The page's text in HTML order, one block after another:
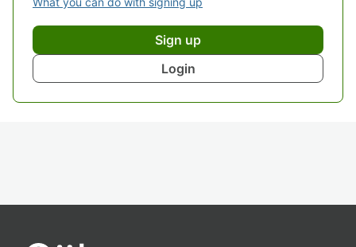
Sign up
Login